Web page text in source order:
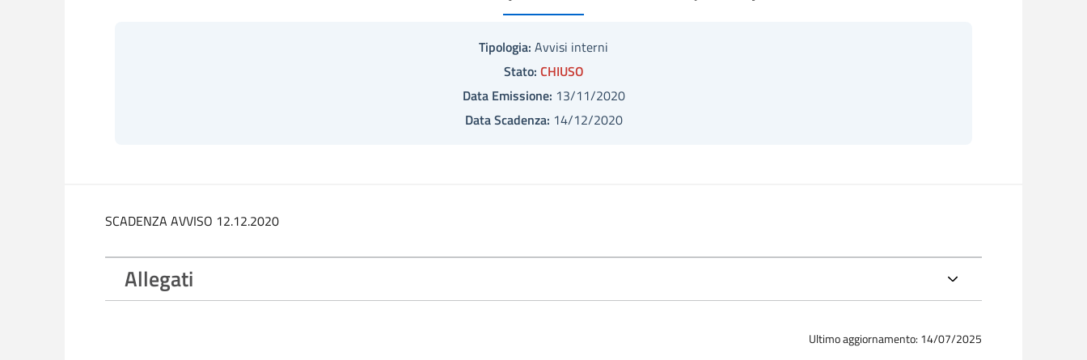
Tipologia: Avvisi interni
Stato: CHIUSO
Data Emissione: 13/11/2020
Data Scadenza: 14/12/2020
SCADENZA AVVISO 12.12.2020
Allegati
Ultimo aggiornamento: 14/07/2025